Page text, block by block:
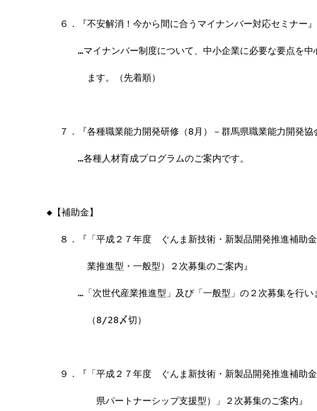
６．『不安解消！今から間に合うマイナンバー対応セミナー』
…マイナンバー制度について、中小企業に必要な要点を中
ます。（先着順）
７．『各種職業能力開発研修（8月）－群馬県職業能力開発協
…各種人材育成プログラムのご案内です。
◆【補助金】
８．『「平成２７年度　ぐんま新技術・新製品開発推進補助金
業推進型・一般型）２次募集のご案内』
…「次世代産業推進型」及び「一般型」の２次募集を行い
（8/28〆切）
９．『「平成２７年度　ぐんま新技術・新製品開発推進補助金
県パートナーシップ支援型）」２次募集のご案内』